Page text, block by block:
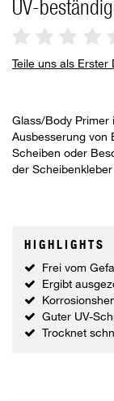
UV-
Teile uns als
Glass/Body Primer
Ausbesserung von
Scheiben oder
der
HIGHLIGHTS
Frei vom
Ergibt
Guter UV-
Trocknet